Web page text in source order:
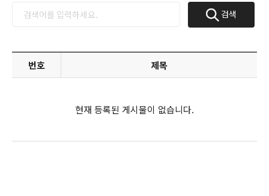
검색
번호 제목
현재 등록된 게시물이 없습니다.